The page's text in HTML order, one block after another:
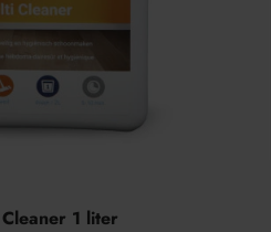
1 liter